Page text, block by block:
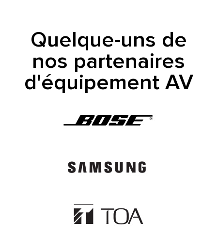
Quelque-uns de
nos partenaires
d'équipement AV